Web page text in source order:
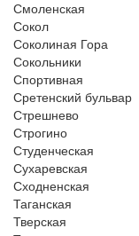
Смоленская
Сокол
Соколиная Гора
Сокольники
Спортивная
Сретенский бульвар
Стрешнево
Строгино
Студенческая
Сухаревская
Сходненская
Таганская
Тверская